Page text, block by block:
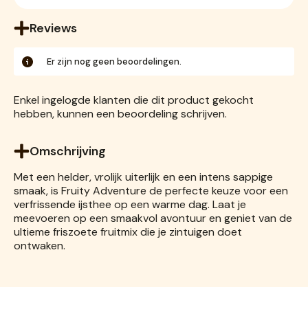
Reviews
Er zijn nog geen beoordelingen.
Enkel ingelogde klanten die dit product gekocht
hebben, kunnen een beoordeling schrijven.
Omschrijving
Met een helder, vrolijk uiterlijk en een intens sappige
smaak, is Fruity Adventure de perfecte keuze voor een
verfrissende ijsthee op een warme dag. Laat je
meevoeren op een smaakvol avontuur en geniet van de
ultieme friszoete fruitmix die je zintuigen doet
ontwaken.